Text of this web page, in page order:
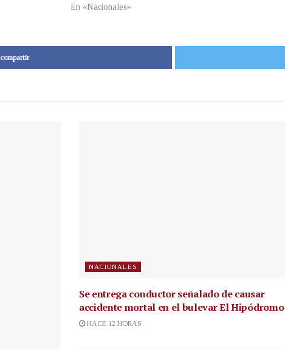
En «Nacionales»
compartir
NACIONALES
Se entrega conductor señalado de causar
accidente mortal en el bulevar El Hipódromo
HACE 12 HORAS